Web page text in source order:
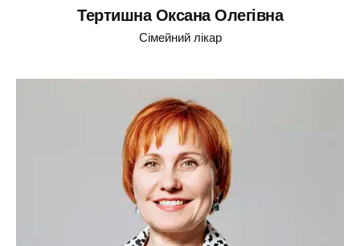
Тертишна Оксана Олегівна
Сімейний лікар